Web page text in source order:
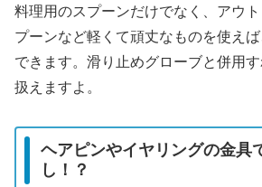
料理用のスプーンだけでなく、アウ
プーンなど軽くて頑丈なものを使え
できます。滑り止めグローブと併用
扱えますよ。
ヘアピンやイヤリングの金具
し！？